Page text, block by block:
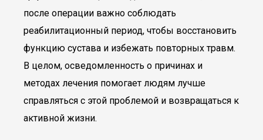
после операции важно соблюдать
реабилитационный период, чтобы восстановить
функцию сустава и избежать повторных травм.
В целом, осведомленность о причинах и
методах лечения помогает людям лучше
справляться с этой проблемой и возвращаться к
активной жизни.